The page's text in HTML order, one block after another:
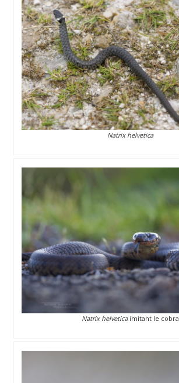
Natrix helvetica
Natrix helveticaimitant le cobra